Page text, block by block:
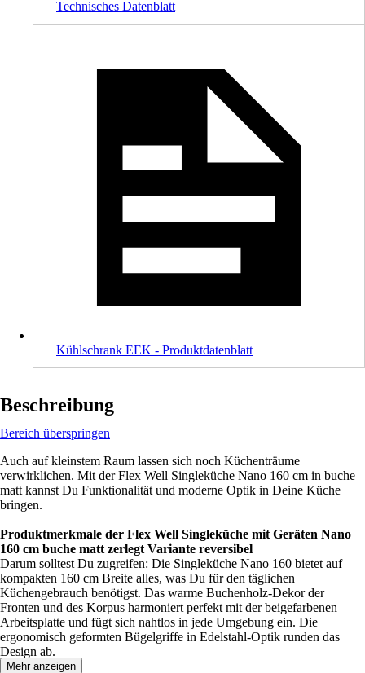
Technisches Datenblatt
Kühlschrank EEK - Produktdatenblatt
Beschreibung
Bereich überspringen
Auch auf kleinstem Raum lassen sich noch Küchenträume
verwirklichen. Mit der Flex Well Singleküche Nano 160 cm in buche
matt kannst Du Funktionalität und moderne Optik in Deine Küche
bringen.
Produktmerkmale der Flex Well Singleküche mit Geräten Nano
160 cm buche matt zerlegt Variante reversibel
Darum solltest Du zugreifen: Die Singleküche Nano 160 bietet auf
kompakten 160 cm Breite alles, was Du für den täglichen
Küchengebrauch benötigst. Das warme Buchenholz-Dekor der
Fronten und des Korpus harmoniert perfekt mit der beigefarbenen
Arbeitsplatte und fügt sich nahtlos in jede Umgebung ein. Die
ergonomisch geformten Bügelgriffe in Edelstahl-Optik runden das
Design ab.
Mehr anzeigen